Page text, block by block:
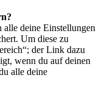
alle deine Einstellungen
Um diese zu
der Link dazu
wenn du auf deinen
alle deine